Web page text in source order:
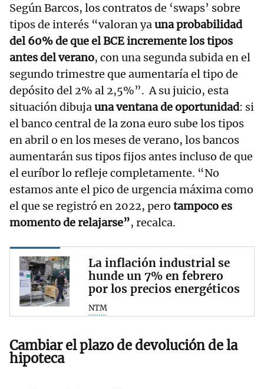
Según Barcos, los contratos de ‘swaps’ sobre
tipos de interés “valoran yauna probabilidad
del 60% de que el BCE incremente los tipos
antes del verano, con una segunda subida en el
segundo trimestre que aumentaría el tipo de
depósito del 2% al 2,5%”. A su juicio, esta
situación dibujauna ventana de oportunidad: si
el banco central de la zona euro sube los tipos
en abril o en los meses de verano, los bancos
aumentarán sus tipos fijos antes incluso de que
el euríbor lo refleje completamente. “No
estamos ante el pico de urgencia máxima como
el que se registró en 2022, pero tampoco es
momento de relajarse”, recalca.
La inflación industrial se
hunde un 7% en febrero
por los precios energéticos
NTM
Cambiar el plazo de devolución de la
hipoteca